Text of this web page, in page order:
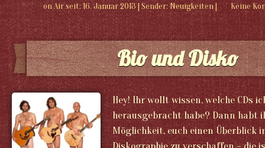
on Air seit: 16. Januar 2013|Sender: Neuigkeiten| Keine
Bio und Disko
Hey! Ihr wollt wissen, welche CDs
herausgebracht habe? Dann habt
Möglichkeit, euch einen Überblick